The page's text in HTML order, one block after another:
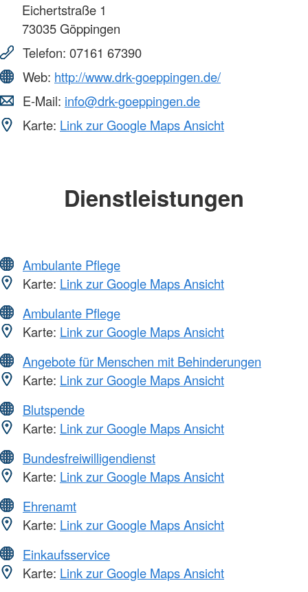
Eichertstraße 1
73035Göppingen
Telefon: 07161 67390
Web: http://www.drk-goeppingen.de/
E-Mail: info@drk-goeppingen.de
Karte: Link zur Google Maps Ansicht
Dienstleistungen
Ambulante Pflege
Karte: Link zur Google Maps Ansicht
Ambulante Pflege
Karte: Link zur Google Maps Ansicht
Angebote für Menschen mit Behinderungen
Karte: Link zur Google Maps Ansicht
Blutspende
Karte: Link zur Google Maps Ansicht
Bundesfreiwilligendienst
Karte: Link zur Google Maps Ansicht
Ehrenamt
Karte: Link zur Google Maps Ansicht
Einkaufsservice
Karte: Link zur Google Maps Ansicht